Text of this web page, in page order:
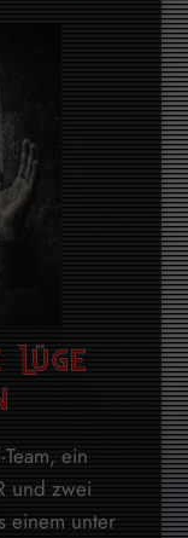
ein
und zwei
einem unter